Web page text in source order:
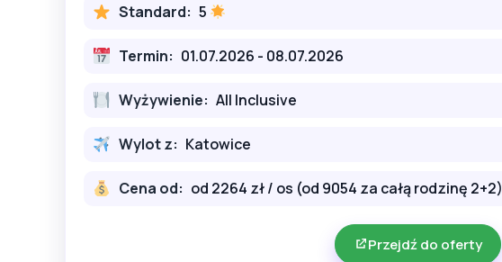
Standard: 5
Termin: 01.07.2026 - 08.07.2026
Wyżywienie: All Inclusive
Wylot z: Katowice
Cena od: od 2264 zł / os (od 9054 za całą rodzinę 2+2)
Przejdź do oferty